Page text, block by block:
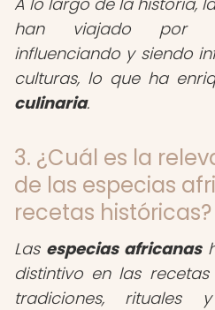
han viajado por
influenciando y siendo
culturas, lo que ha
culinaria.
3. ¿Cuál es la
de las especias
recetas históricas?
Las especias africanas
distintivo en las
tradiciones,